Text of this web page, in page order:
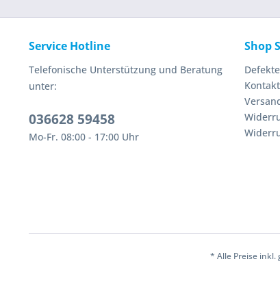
Service Hotline
Telefonische Unterstützung und Beratung
unter:
036628 59458
Mo-Fr. 08:00 - 17:00 Uhr
Shop
Kontakt
* Alle Preise